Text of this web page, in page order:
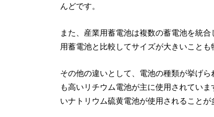
んどです。
また、産業用蓄電池は複数の蓄電池を統
用蓄電池と比較してサイズが大きいことも
その他の違いとして、電池の種類が挙げ
も高いリチウム電池が主に使用されてい
いナトリウム硫黄電池が使用されること